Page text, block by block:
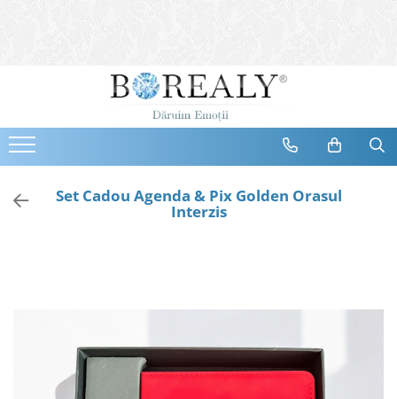
Bijuterii
Cercei
Bratari
Coliere
Bijuterii Mirese
Selectii
Set Cadou Agenda & Pix Golden Orasul
Interzis